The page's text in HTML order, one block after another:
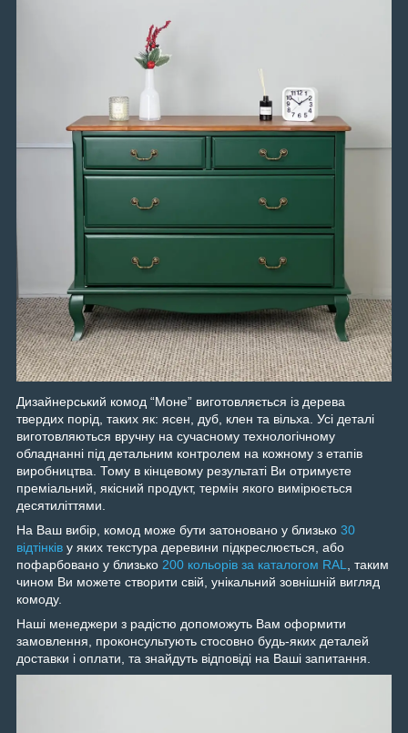
Дизайнерський комод “Моне” виготовляється із дерева
твердих порід, таких як: ясен, дуб, клен та вільха. Усі деталі
виготовляються вручну на сучасному технологічному
обладнанні під детальним контролем на кожному з етапів
виробництва. Тому в кінцевому результаті Ви отримуєте
преміальний, якісний продукт, термін якого вимірюється
десятиліттями.
На Ваш вибір, комод може бути затоновано у близько 30
відтінків у яких текстура деревини підкреслюється, або
пофарбовано у близько 200 кольорів за каталогом RAL
, таким
чином Ви можете створити свій, унікальний зовнішній вигляд
комоду.
Наші менеджери з радістю допоможуть Вам оформити
замовлення, проконсультують стосовно будь-яких деталей
доставки і оплати, та знайдуть відповіді на Ваші запитання.